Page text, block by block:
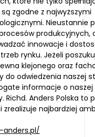
zgodne z najwyższymi
Nieustannie
produkcyjnych,
innowacje i
rynku. Jeżeli
klejonego oraz
do odwiedzenia naszej
informacje o
Richd. Anders Polska to
zrealizuje najbardziej